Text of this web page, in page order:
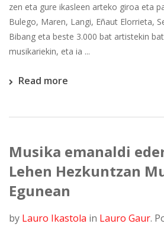
zen eta gure ikasleen arteko giroa eta
Bulego, Maren, Langi, Eñaut Elorrieta,
Bibang eta beste 3.000 bat artistekin
musikariekin, eta ia ...
Read more
Musika emanaldi
Lehen Hezkuntzan
Egunean
by Lauro Ikastola in Lauro Gaur.